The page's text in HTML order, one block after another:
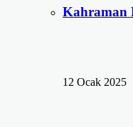
Kahraman
12 Ocak 2025